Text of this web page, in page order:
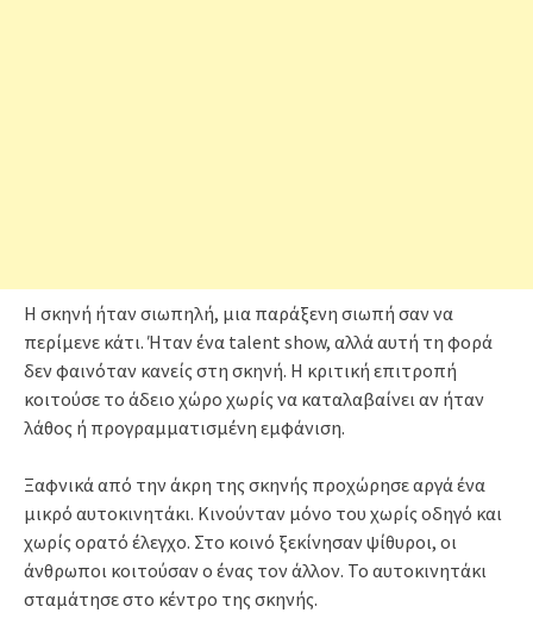
Η σκηνή ήταν σιωπηλή, μια παράξενη σιωπή σαν να
περίμενε κάτι. Ήταν ένα talent show, αλλά αυτή τη φορά
δεν φαινόταν κανείς στη σκηνή. Η κριτική επιτροπή
κοιτούσε το άδειο χώρο χωρίς να καταλαβαίνει αν ήταν
λάθος ή προγραμματισμένη εμφάνιση.
Ξαφνικά από την άκρη της σκηνής προχώρησε αργά ένα
μικρό αυτοκινητάκι. Κινούνταν μόνο του χωρίς οδηγό και
χωρίς ορατό έλεγχο. Στο κοινό ξεκίνησαν ψίθυροι, οι
άνθρωποι κοιτούσαν ο ένας τον άλλον. Το αυτοκινητάκι
σταμάτησε στο κέντρο της σκηνής.